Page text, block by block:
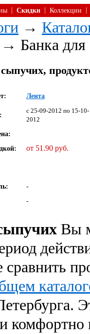
Скидки Коллекции
→
→ Банка
Лента
c 25-09-2012 по 15-10-
2012
от 51.90 руб.
-
-
Вы